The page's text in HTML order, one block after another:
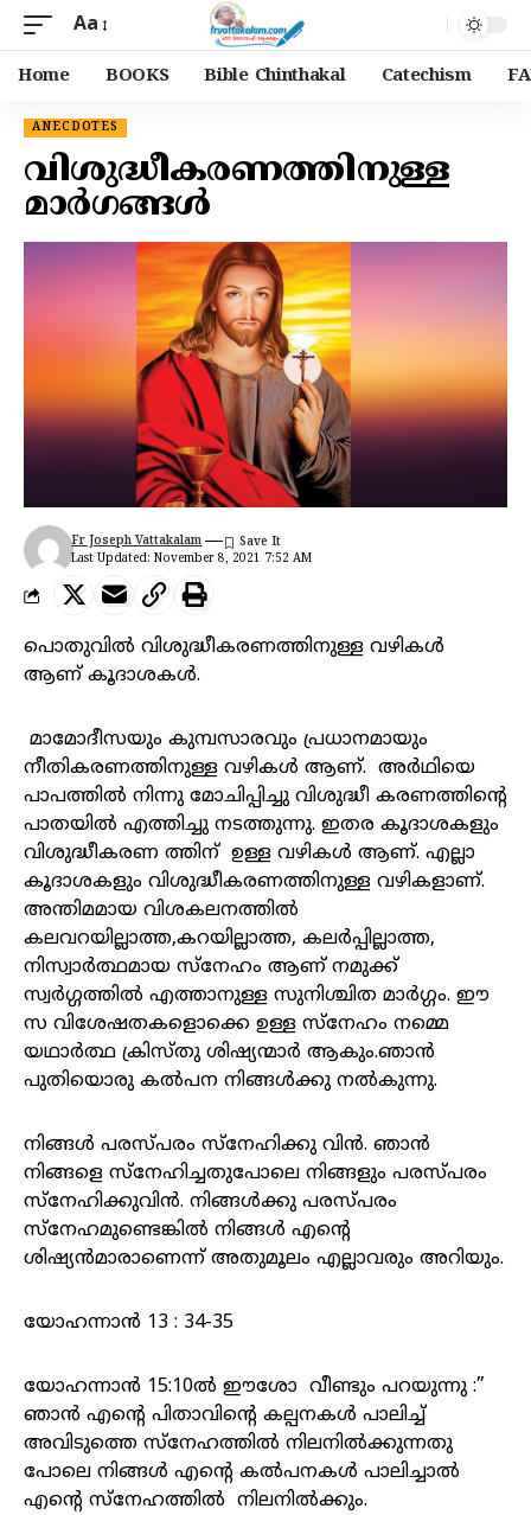
Aa
Home BOOKS Bible Chinthakal Catechism
ANECDOTES
വിശുദ്ധീകരണത്തിനുള്ള
മാർഗങ്ങൾ
Last Updated: November 8, 2021 7:52 AM
Fr Joseph Vattakalam
പൊതുവിൽ വിശുദ്ധീകരണത്തിനുള്ള വഴികൾ
ആണ് കൂദാശകൾ.
മാമോദീസയും കുമ്പസാരവും പ്രധാനമായും
നീതികരണത്തിനുള്ള വഴികൾ ആണ്. അർഥിയെ
പാപത്തിൽ നിന്നു മോചിപ്പിച്ചു വിശുദ്ധീ കരണത്തിന്റെ
പാതയിൽ എത്തിച്ചു നടത്തുന്നു. ഇതര കൂദാശകളും
വിശുദ്ധീകരണ ത്തിന് ഉള്ള വഴികൾ ആണ്. എല്ലാ
കൂദാശകളും വിശുദ്ധീകരണത്തിനുള്ള വഴികളാണ്.
അന്തിമമായ വിശകലനത്തിൽ
കലവറയില്ലാത്ത,കറയില്ലാത്ത, കലർപ്പില്ലാത്ത,
നിസ്വാർത്ഥമായ സ്നേഹം ആണ് നമുക്ക്
സ്വർഗ്ഗത്തിൽ എത്താനുള്ള സുനിശ്ചിത മാർഗ്ഗം. ഈ
സ വിശേഷതകളൊക്കെ ഉള്ള സ്നേഹം നമ്മെ
യഥാർത്ഥ ക്രിസ്തു ശിഷ്യന്മാർ ആകും.ഞാന്‍
പുതിയൊരു കല്‍പന നിങ്ങള്‍ക്കു നല്‍കുന്നു.
നിങ്ങള്‍ പരസ്‌പരം സ്‌നേഹിക്കു വിന്‍. ഞാന്‍
നിങ്ങളെ സ്‌നേഹിച്ചതുപോലെ നിങ്ങളും പരസ്‌പരം
സ്‌നേഹിക്കുവിന്‍. നിങ്ങള്‍ക്കു പരസ്‌പരം
സ്‌നേഹമുണ്ടെങ്കില്‍ നിങ്ങള്‍ എന്റെ
ശിഷ്യന്‍മാരാണെന്ന്‌ അതുമൂലം എല്ലാവരും അറിയും.
യോഹന്നാന്‍ 13 : 34-35
യോഹന്നാൻ 15:10ൽ ഈശോ വീണ്ടും പറയുന്നു :”
ഞാൻ എന്റെ പിതാവിന്റെ കല്പനകൾ പാലിച്ച്
അവിടുത്തെ സ്നേഹത്തിൽ നിലനിൽക്കുന്നതു
പോലെ നിങ്ങൾ എന്റെ കൽപനകൾ പാലിച്ചാൽ
എന്റെ സ്നേഹത്തിൽ നിലനിൽക്കും.